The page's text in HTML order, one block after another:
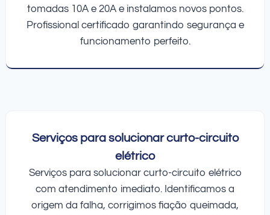
tomadas 10A e 20A e instalamos novos pontos.
Profissional certificado garantindo segurança e
funcionamento perfeito.
Serviços para solucionar curto-circuito
elétrico
Serviços para solucionar curto-circuito elétrico
com atendimento imediato. Identificamos a
origem da falha, corrigimos fiação queimada,